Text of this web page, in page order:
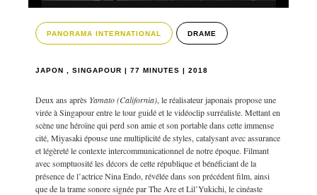
PANORAMA INTERNATIONAL DRAME
JAPON , SINGAPOUR | 77 MINUTES | 2018
Deux ans après Yamato (California), le réalisateur japonais propose une
virée à Singapour entre le tour guidé et le vidéoclip surréaliste. Mettant en
scène une héroïne qui perd son amie et son portable dans cette immense
cité, Miyasaki épouse une multiplicité de styles, catalysant avec assurance
et légèreté le contexte intercommunicationnel de notre époque. Filmant
avec somptuosité les décors de cette république et bénéficiant de la
présence de l’actrice Nina Endo, révélée dans son précédent film, ainsi
que de la trame sonore signée par The Are et Lil’Yukichi, le cinéaste